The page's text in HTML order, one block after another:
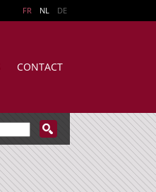
FR NL DE
CONTACT